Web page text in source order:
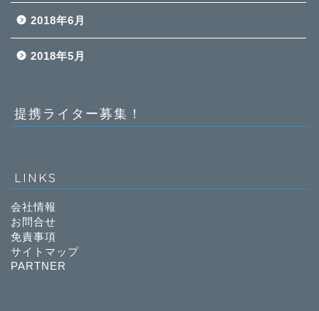
2018年6月
2018年5月
提携ライター募集！
LINKS
会社情報
お問合せ
免責事項
サイトマップ
PARTNER